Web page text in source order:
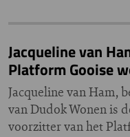
Jacqueline van
Platform Gooise
Jacqueline van Ham,
van Dudok Wonen is
voorzitter van het